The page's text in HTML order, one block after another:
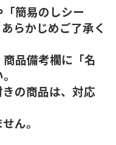
簡易のしシー
らかじめご了承く
品備考欄に「名
の商品は、対応
ん。